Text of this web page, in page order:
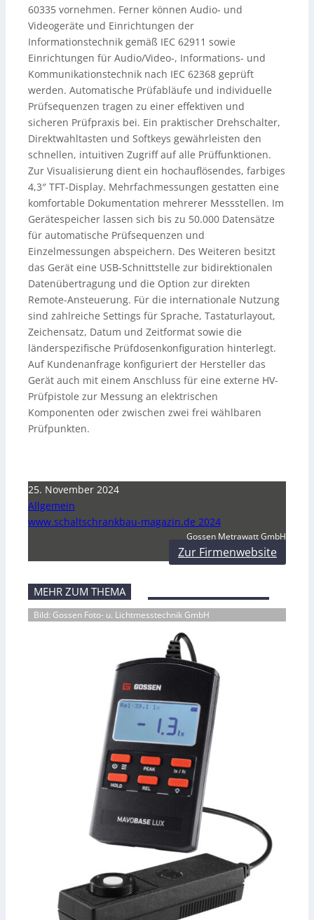
60335 vornehmen. Ferner können Audio- und
Videogeräte und Einrichtungen der
Informationstechnik gemäß IEC 62911 sowie
Einrichtungen für Audio/Video-, Informations- und
Kommunikationstechnik nach IEC 62368 geprüft
werden. Automatische Prüfabläufe und individuelle
Prüfsequenzen tragen zu einer effektiven und
sicheren Prüfpraxis bei. Ein praktischer Drehschalter,
Direktwahltasten und Softkeys gewährleisten den
schnellen, intuitiven Zugriff auf alle Prüffunktionen.
Zur Visualisierung dient ein hochauflösendes, farbiges
4,3″ TFT-Display. Mehrfachmessungen gestatten eine
komfortable Dokumentation mehrerer Messstellen. Im
Gerätespeicher lassen sich bis zu 50.000 Datensätze
für automatische Prüfsequenzen und
Einzelmessungen abspeichern. Des Weiteren besitzt
das Gerät eine USB-Schnittstelle zur bidirektionalen
Datenübertragung und die Option zur direkten
Remote-Ansteuerung. Für die internationale Nutzung
sind zahlreiche Settings für Sprache, Tastaturlayout,
Zeichensatz, Datum und Zeitformat sowie die
länderspezifische Prüfdosenkonfiguration hinterlegt.
Auf Kundenanfrage konfiguriert der Hersteller das
Gerät auch mit einem Anschluss für eine externe HV-
Prüfpistole zur Messung an elektrischen
Komponenten oder zwischen zwei frei wählbaren
Prüfpunkten.
25. November 2024
Allgemein
www.schaltschrankbau-magazin.de 2024
Gossen Metrawatt GmbH
Zur Firmenwebsite
MEHR ZUM THEMA
Bild: Gossen Foto- u. Lichtmesstechnik GmbH